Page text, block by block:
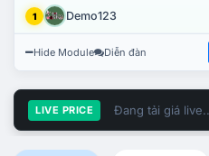
1 Demo123
Hide Module Diễn đàn
LIVE PRICE Đang tải giá